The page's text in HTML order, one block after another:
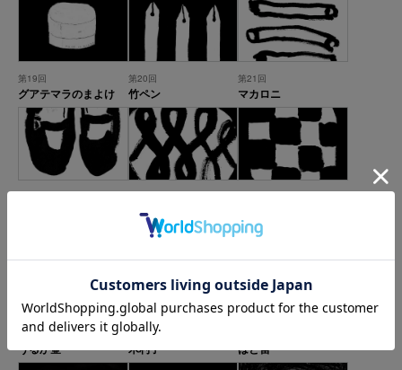
第19回
グアテマラのまよけ
第20回
竹ペン
第21回
マカロニ
スリップウェア
き
第25回
うるか壷
第26回
木杓子 はと笛